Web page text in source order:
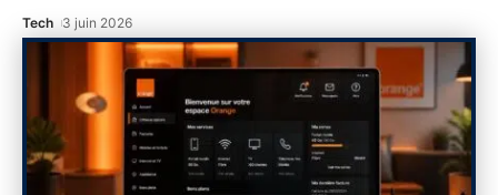
Tech 3 juin 2026